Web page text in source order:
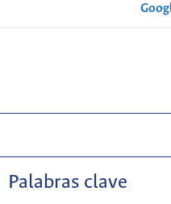
Palabras clave